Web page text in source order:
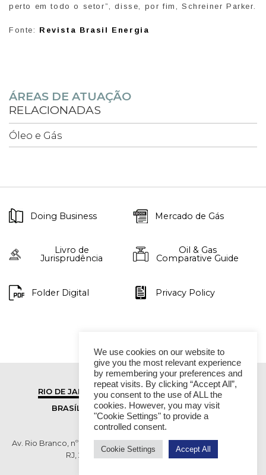
perto em todo o setor”, disse, por fim, Schreiner Parker.
Fonte: Revista Brasil Energia
ÁREAS DE ATUAÇÃO
RELACIONADAS
Óleo e Gás
Doing Business Mercado de Gás
Livro de
Jurisprudência
Oil & Gas
Comparative Guide
Folder Digital Privacy Policy
RIO DE JANEIRO
SÃO PAULO
BRASÍLIA
VITÓRIA
Av. Rio Branco, nº 01, 14º andar - Ed. RB1- Centro, Rio de Janeiro -
RJ, 20090-003 TEL (55 21) 2276 6200
We use cookies on our website to
give you the most relevant experience
by remembering your preferences and
repeat visits. By clicking “Accept All”,
you consent to the use of ALL the
cookies. However, you may visit
"Cookie Settings" to provide a
controlled consent.
Cookie Settings Accept All